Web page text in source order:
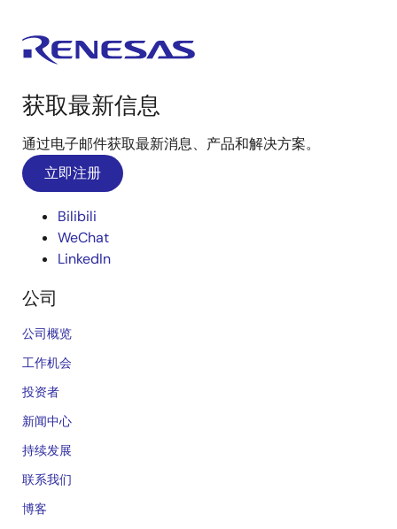
获取最新信息
通过电子邮件获取最新消息、产品和解决方案。
立即注册
Bilibili
WeChat
LinkedIn
公司
公司概览
工作机会
投资者
新闻中心
持续发展
联系我们
博客